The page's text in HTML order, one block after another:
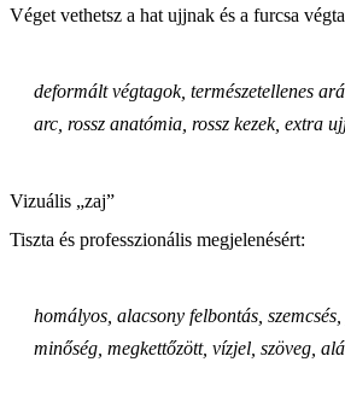
Véget vethetsz a hat ujjnak és a furcsa
deformált végtagok, természetellenes
arc, rossz anatómia, rossz kezek, extra
Vizuális „zaj”
Tiszta és professzionális megjelenésért:
homályos, alacsony felbontás,
minőség, megkettőzött, vízjel, szöveg,